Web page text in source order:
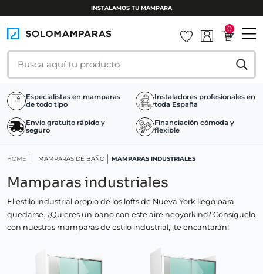
0
Especialistas en mamparas
de todo tipo
Instaladores profesionales en
toda España
Envío gratuito rápido y
seguro
Financiación cómoda y
flexible
HOME MAMPARAS DE BAÑO MAMPARAS INDUSTRIALES
Mamparas industriales
El estilo industrial propio de los lofts de Nueva York llegó para
quedarse. ¿Quieres un baño con este aire neoyorkino? Consíguelo
con nuestras mamparas de estilo industrial, ¡te encantarán!